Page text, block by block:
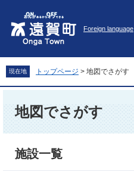
先
頭
を
飛
Foreign language
現在地 トップページ > 地図でさがす
地図でさがす
施設一覧